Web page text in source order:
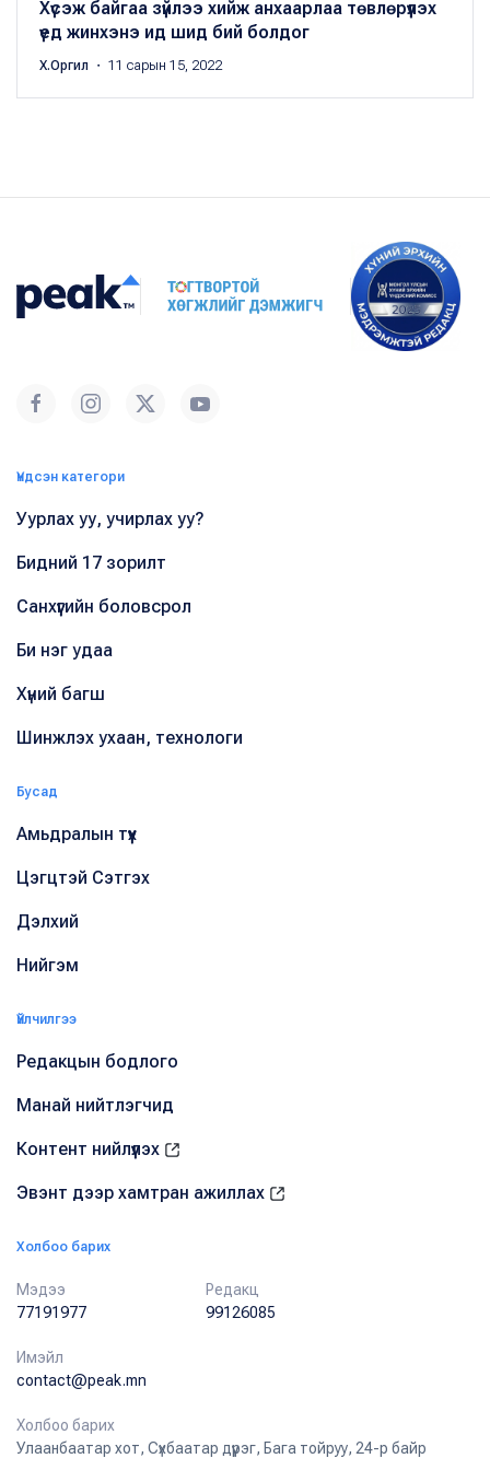
Хүсэж байгаа зүйлээ хийж анхаарлаа төвлөрүүлэх
үед жинхэнэ ид шид бий болдог
Х.Оргил ・ 11 сарын 15, 2022
Үндсэн категори
Уурлах уу, учирлах уу?
Бидний 17 зорилт
Санхүүгийн боловсрол
Би нэг удаа
Хүний багш
Шинжлэх ухаан, технологи
Бусад
Амьдралын түүх
Цэгцтэй Сэтгэх
Дэлхий
Нийгэм
Үйлчилгээ
Редакцын бодлого
Манай нийтлэгчид
Контент нийлүүлэх
Эвэнт дээр хамтран ажиллах
Холбоо барих
Мэдээ
77191977
Редакц
99126085
Имэйл
contact@peak.mn
Холбоо барих
Улаанбаатар хот, Сүхбаатар дүүрэг, Бага тойруу, 24-р байр